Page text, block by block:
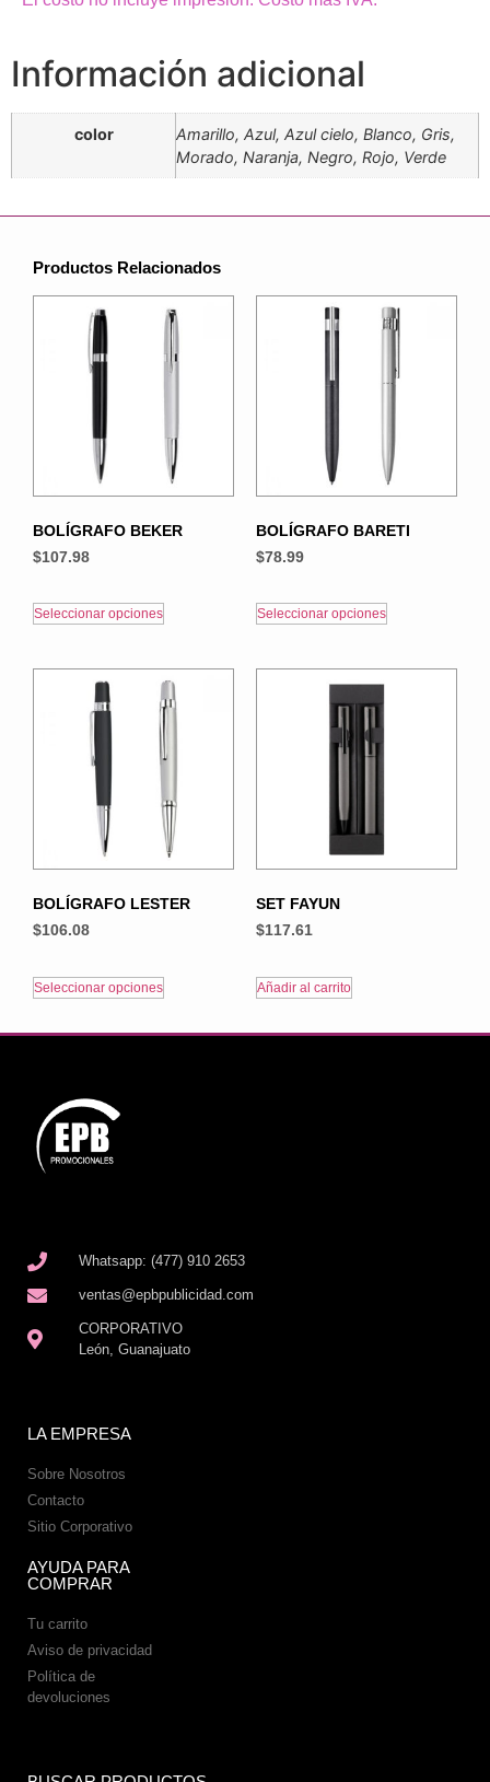
Información adicional
color
Amarillo, Azul, Azul cielo, Blanco, Gris,
Morado, Naranja, Negro, Rojo, Verde
Productos Relacionados
BOLÍGRAFO BEKER
$107.98
Seleccionar opciones
BOLÍGRAFO BARETI
$78.99
Seleccionar opciones
BOLÍGRAFO LESTER
$106.08
Seleccionar opciones
SET FAYUN
$117.61
Añadir al carrito
Whatsapp: (477) 910 2653
ventas@epbpublicidad.com
CORPORATIVO
León, Guanajuato
LA EMPRESA
Sobre Nosotros
Contacto
Sitio Corporativo
AYUDA PARA
COMPRAR
Tu carrito
Aviso de privacidad
Política de
devoluciones